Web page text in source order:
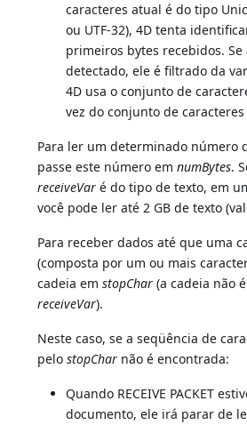
caracteres atual é do tipo
ou UTF-32), 4D tenta
primeiros bytes recebidos.
detectado, ele é filtrado da
4D usa o conjunto de
vez do conjunto de
Para ler um determinado número
passe este número emnumBytes.
receiveVar é do tipo de texto, em
você pode ler até 2 GB de texto
Para receber dados até que uma
(composta por um ou mais
cadeia emstopChar (a cadeia não
receiveVar).
Neste caso, se a seqüência de
pelostopChar não é encontrada:
Quando RECEIVE PACKET
documento, ele irá parar de